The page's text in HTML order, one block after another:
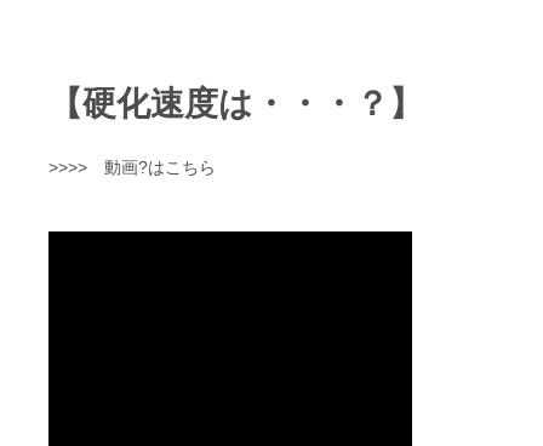
【硬化速度は・・・？】
>>>> 動画?はこちら